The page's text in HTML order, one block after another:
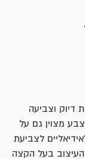
דיוק וצביעה
מצוין גם על
לצביעת
העיצוב בעל הקצה